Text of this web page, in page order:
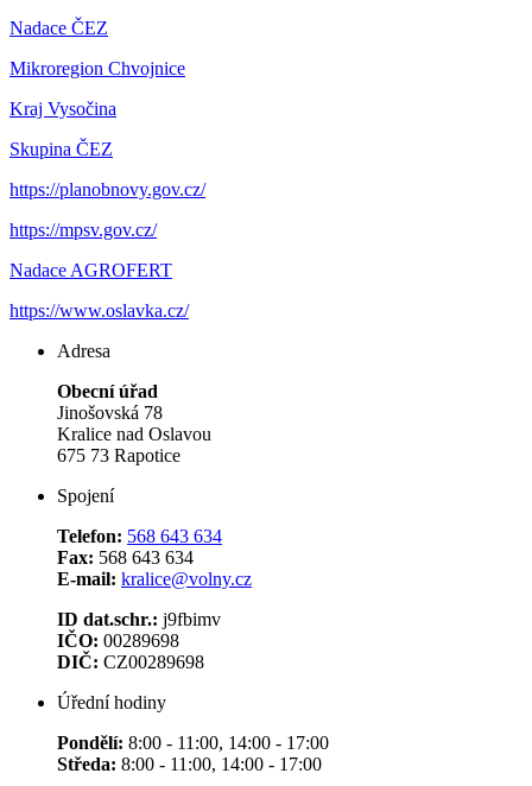
Nadace ČEZ
Mikroregion Chvojnice
Kraj Vysočina
Skupina ČEZ
https://planobnovy.gov.cz/
https://mpsv.gov.cz/
Nadace AGROFERT
https://www.oslavka.cz/
Adresa
Obecní úřad
Jinošovská 78
Kralice nad Oslavou
675 73 Rapotice
Spojení
Telefon: 568 643 634
Fax: 568 643 634
E-mail: kralice@volny.cz
ID dat.schr.: j9fbimv
IČO: 00289698
DIČ: CZ00289698
Úřední hodiny
Pondělí: 8:00 - 11:00, 14:00 - 17:00
Středa: 8:00 - 11:00, 14:00 - 17:00